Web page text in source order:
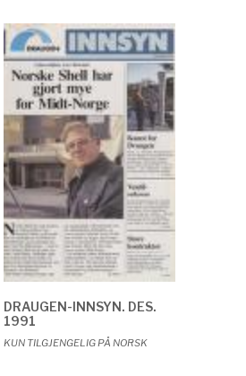
DRAUGEN-INNSYN. DES.
1991
KUN TILGJENGELIG PÅ NORSK